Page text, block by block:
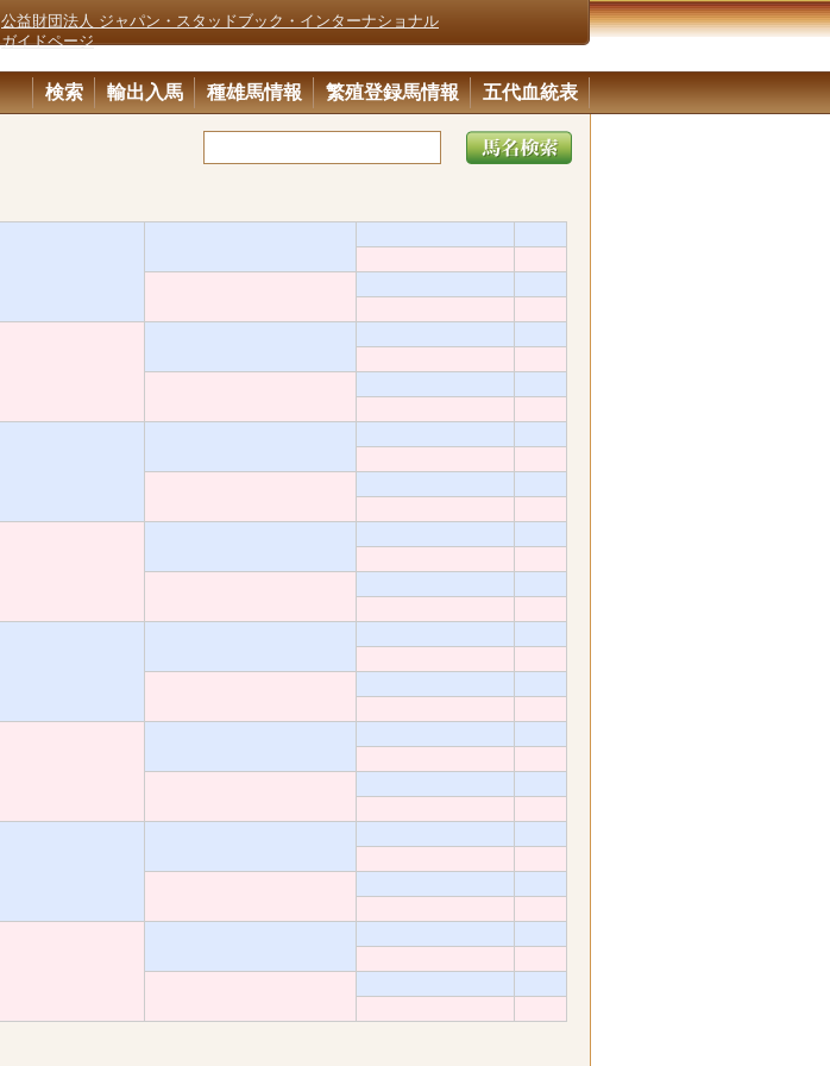
公益財団法人 ジャパン・スタッドブック・インターナショナル
ガイドページ
検索 輸出入馬 種雄馬情報 繁殖登録馬情報 五代血統表